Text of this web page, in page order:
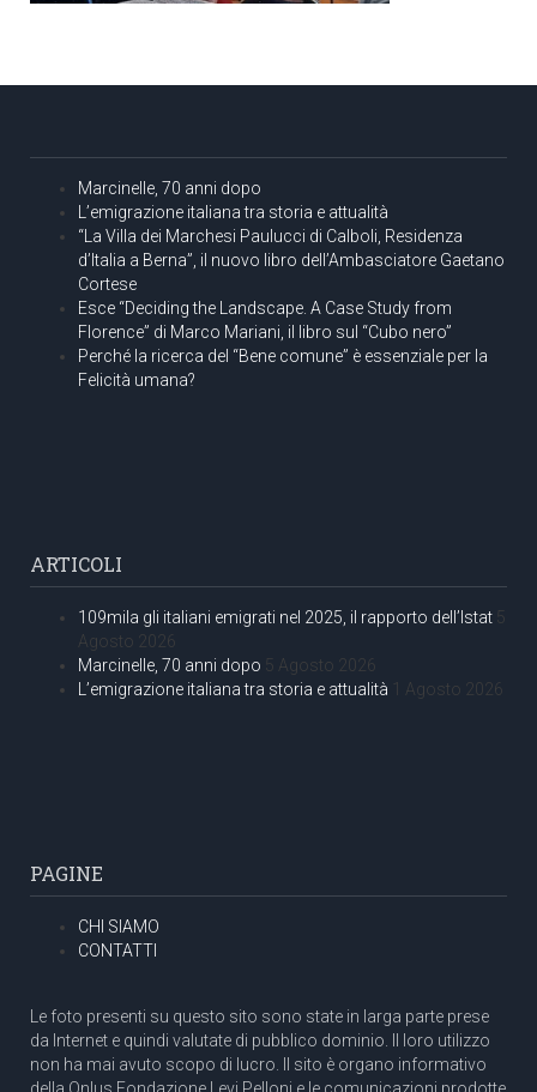
Marcinelle, 70 anni dopo
L’emigrazione italiana tra storia e attualità
“La Villa dei Marchesi Paulucci di Calboli, Residenza
d’Italia a Berna”, il nuovo libro dell’Ambasciatore Gaetano
Cortese
Esce “Deciding the Landscape. A Case Study from
Florence” di Marco Mariani, il libro sul “Cubo nero”
Perché la ricerca del “Bene comune” è essenziale per la
Felicità umana?
ARTICOLI
109mila gli italiani emigrati nel 2025, il rapporto dell’Istat 5
Agosto 2026
Marcinelle, 70 anni dopo 5 Agosto 2026
L’emigrazione italiana tra storia e attualità 1 Agosto 2026
PAGINE
CHI SIAMO
CONTATTI
Le foto presenti su questo sito sono state in larga parte prese
da Internet e quindi valutate di pubblico dominio. Il loro utilizzo
non ha mai avuto scopo di lucro. Il sito è organo informativo